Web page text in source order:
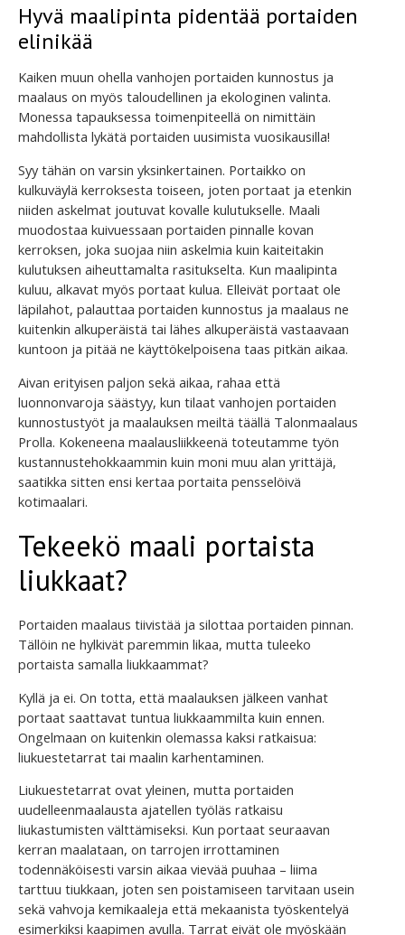
Hyvä maalipinta pidentää portaiden
elinikää
Kaiken muun ohella vanhojen portaiden kunnostus ja
maalaus on myös taloudellinen ja ekologinen valinta.
Monessa tapauksessa toimenpiteellä on nimittäin
mahdollista lykätä portaiden uusimista vuosikausilla!
Syy tähän on varsin yksinkertainen. Portaikko on
kulkuväylä kerroksesta toiseen, joten portaat ja etenkin
niiden askelmat joutuvat kovalle kulutukselle. Maali
muodostaa kuivuessaan portaiden pinnalle kovan
kerroksen, joka suojaa niin askelmia kuin kaiteitakin
kulutuksen aiheuttamalta rasitukselta. Kun maalipinta
kuluu, alkavat myös portaat kulua. Elleivät portaat ole
läpilahot, palauttaa portaiden kunnostus ja maalaus ne
kuitenkin alkuperäistä tai lähes alkuperäistä vastaavaan
kuntoon ja pitää ne käyttökelpoisena taas pitkän aikaa.
Aivan erityisen paljon sekä aikaa, rahaa että
luonnonvaroja säästyy, kun tilaat vanhojen portaiden
kunnostustyöt ja maalauksen meiltä täällä Talonmaalaus
Prolla. Kokeneena maalausliikkeenä toteutamme työn
kustannustehokkaammin kuin moni muu alan yrittäjä,
saatikka sitten ensi kertaa portaita pensselöivä
kotimaalari.
Tekeekö maali portaista
liukkaat?
Portaiden maalaus tiivistää ja silottaa portaiden pinnan.
Tällöin ne hylkivät paremmin likaa, mutta tuleeko
portaista samalla liukkaammat?
Kyllä ja ei. On totta, että maalauksen jälkeen vanhat
portaat saattavat tuntua liukkaammilta kuin ennen.
Ongelmaan on kuitenkin olemassa kaksi ratkaisua:
liukuestetarrat tai maalin karhentaminen.
Liukuestetarrat ovat yleinen, mutta portaiden
uudelleenmaalausta ajatellen työläs ratkaisu
liukastumisten välttämiseksi. Kun portaat seuraavan
kerran maalataan, on tarrojen irrottaminen
todennäköisesti varsin aikaa vievää puuhaa – liima
tarttuu tiukkaan, joten sen poistamiseen tarvitaan usein
sekä vahvoja kemikaaleja että mekaanista työskentelyä
esimerkiksi kaapimen avulla. Tarrat eivät ole myöskään